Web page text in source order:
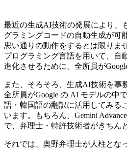
最近の生成AI技術の発展により、
グラミングコードの自動生成が可
思い通りの動作をするとは限りま
プログラミング言語を用いて、自
進化させるために、全所員が
また、そろそろ、生成AI技術を事
全所員がGoogle の AI モデルの中
語・韓国語の翻訳に活用してみる
います。もちろん、Gemini
で、弁理士・特許技術者がきちん
それでは、奥野弁理士が人柱とな